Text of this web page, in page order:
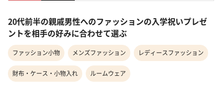
20代前半の親戚男性へのファッションの入学祝いプレゼ
ントを相手の好みに合わせて選ぶ
ファッション小物 メンズファッション レディースファッション
財布・ケース・小物入れ ルームウェア